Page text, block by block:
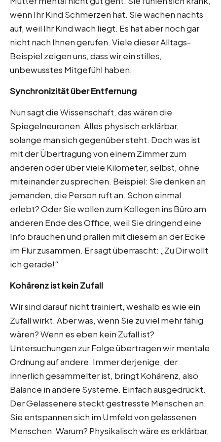
wenn Ihr Kind Schmerzen hat. Sie wachen nachts
auf, weil Ihr Kind wach liegt. Es hat aber noch gar
nicht nach Ihnen gerufen. Viele dieser Alltags-
Beispiel zeigen uns, dass wir ein stilles,
unbewusstes Mitgefühl haben.
Synchronizität über Entfernung
Nun sagt die Wissenschaft, das wären die
Spiegelneuronen. Alles physisch erklärbar,
solange man sich gegenüber steht. Doch was ist
mit der Übertragung von einem Zimmer zum
anderen oder über viele Kilometer, selbst, ohne
miteinander zu sprechen. Beispiel: Sie denken an
jemanden, die Person ruft an. Schon einmal
erlebt? Oder Sie wollen zum Kollegen ins Büro am
anderen Ende des Office, weil Sie dringend eine
Info brauchen und prallen mit diesem an der Ecke
im Flur zusammen. Er sagt überrascht: „Zu Dir wollt
ich gerade!“
Kohärenz ist kein Zufall
Wir sind darauf nicht trainiert, weshalb es wie ein
Zufall wirkt. Aber was, wenn Sie zu viel mehr fähig
wären? Wenn es eben kein Zufall ist?
Untersuchungen zur Folge übertragen wir mentale
Ordnung auf andere. Immer derjenige, der
innerlich gesammelter ist, bringt Kohärenz, also
Balance in andere Systeme. Einfach ausgedrückt.
Der Gelassenere steckt gestresste Menschen an.
Sie entspannen sich im Umfeld von gelassenen
Menschen. Warum? Physikalisch wäre es erklärbar,